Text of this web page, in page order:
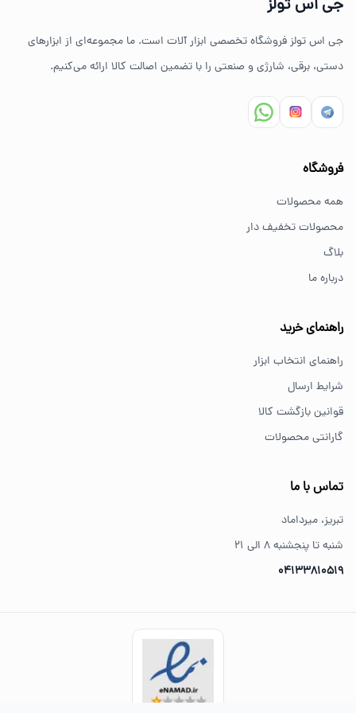
ضمانت اصالت کالا
مشاوره تخصصی خرید ابزار
برای کارهای خانگی معمولاً ابزارهای سبک مانند دریل شارژی،
از کجا ابزار اصل بخریم؟
جی اس تولز
جی اس تولز فروشگاه تخصصی ابزار آلات است. ما مجموعه‌ای از ابزارهای
دستی، برقی، شارژی و صنعتی را با تضمین اصالت کالا ارائه می‌کنیم.
فروشگاه
همه محصولات
محصولات تخفیف دار
بلاگ
درباره ما
راهنمای خرید
راهنمای انتخاب ابزار
شرایط ارسال
قوانین بازگشت کالا
گارانتی محصولات
تماس با ما
تبریز، میرداماد
شنبه تا پنجشنبه ۸ الی ۲۱
04133810519